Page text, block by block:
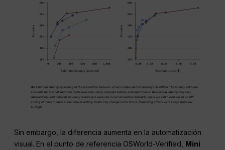
Sin embargo, la diferencia aumenta en la automatización
visual. En el punto de referencia OSWorld-Verified, Mini